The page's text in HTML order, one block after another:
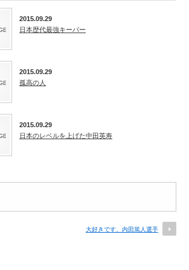
2015.09.29
日本歴代最強キーパー
2015.09.29
孤高の人
2015.09.29
日本のレベルを上げた中田英寿
大好きです、内田篤人選手